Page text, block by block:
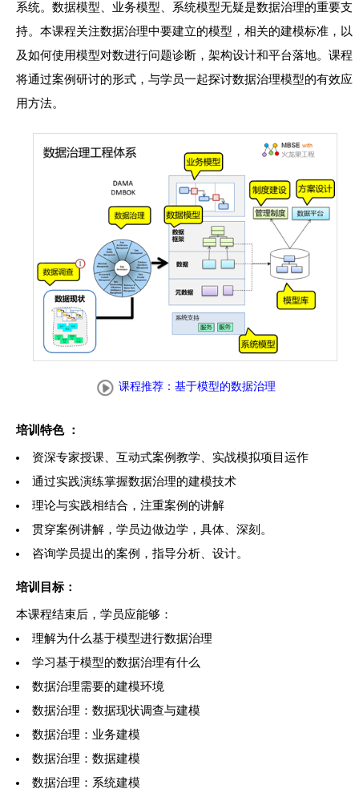
系统。数据模型、业务模型、系统模型无疑是数据治理的重要支
持。本课程关注数据治理中要建立的模型，相关的建模标准，以
及如何使用模型对数进行问题诊断，架构设计和平台落地。课程
将通过案例研讨的形式，与学员一起探讨数据治理模型的有效应
用方法。
课程推荐：基于模型的数据治理
培训特色 ：
资深专家授课、互动式案例教学、实战模拟项目运作
通过实践演练掌握数据治理的建模技术
理论与实践相结合，注重案例的讲解
贯穿案例讲解，学员边做边学，具体、深刻。
咨询学员提出的案例，指导分析、设计。
培训目标：
本课程结束后，学员应能够：
理解为什么基于模型进行数据治理
学习基于模型的数据治理有什么
数据治理需要的建模环境
数据治理：数据现状调查与建模
数据治理：业务建模
数据治理：数据建模
数据治理：系统建模